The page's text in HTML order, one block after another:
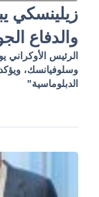
زيلينسكي
والدفاع
الرئيس الأوكراني
وسلوفيانسك،
الدبلوماسية"